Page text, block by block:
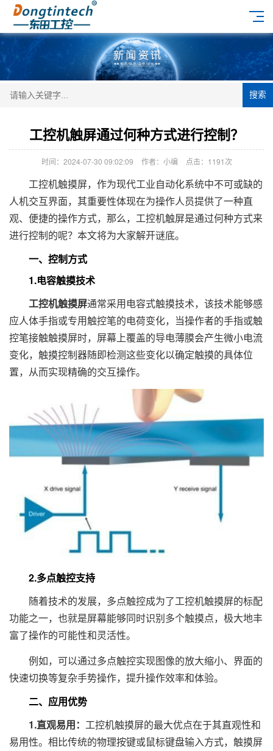
搜索
工控机触屏通过何种方式进行控制？
时间：2024-07-30 09:02:09 作者：小编 点击： 1191次
工控机触摸屏，作为现代工业自动化系统中不可或缺的
人机交互界面，其重要性体现在为操作人员提供了一种直
观、便捷的操作方式，那么，工控机触屏是通过何种方式来
进行控制的呢？本文将为大家解开谜底。
一、控制方式
1.电容触摸技术
工控机触摸屏通常采用电容式触摸技术，该技术能够感
应人体手指或专用触控笔的电荷变化，当操作者的手指或触
控笔接触触摸屏时，屏幕上覆盖的导电薄膜会产生微小电流
变化，触摸控制器随即检测这些变化以确定触摸的具体位
置，从而实现精确的交互操作。
2.多点触控支持
随着技术的发展，多点触控成为了工控机触摸屏的标配
功能之一，也就是屏幕能够同时识别多个触摸点，极大地丰
富了操作的可能性和灵活性。
例如，可以通过多点触控实现图像的放大缩小、界面的
快速切换等复杂手势操作，提升操作效率和体验。
二、应用优势
1.直观易用： 工控机触摸屏的最大优点在于其直观性和
易用性。相比传统的物理按键或鼠标键盘输入方式，触摸屏